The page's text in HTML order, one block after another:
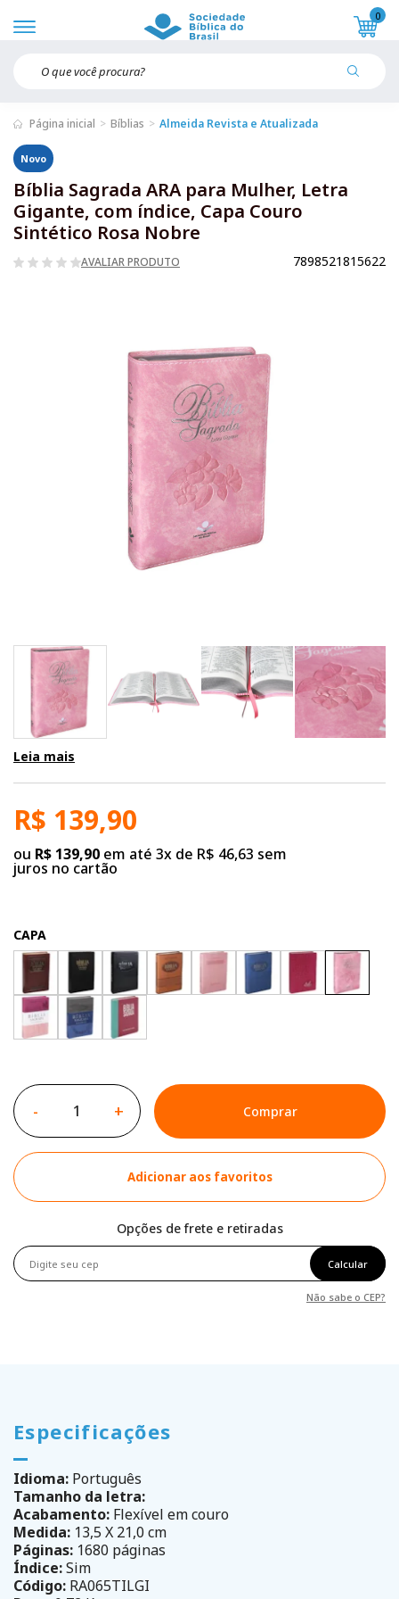
0
Página inicial Bíblias Almeida Revista e Atualizada
Novo
Bíblia Sagrada ARA para Mulher, Letra
Gigante, com índice, Capa Couro
Sintético Rosa Nobre
AVALIAR PRODUTO 7898521815622
Leia mais
R$ 139,90
ou R$ 139,90 em até 3x de R$ 46,63 sem
juros no cartão
CAPA
- + Comprar
Adicionar aos favoritos
Opções de frete e retiradas
Calcular
Não sabe o CEP?
Especificações
Idioma: Português
Tamanho da letra:
Acabamento: Flexível em couro
Medida: 13,5 X 21,0 cm
Páginas: 1680 páginas
Índice:Sim
Código: RA065TILGI